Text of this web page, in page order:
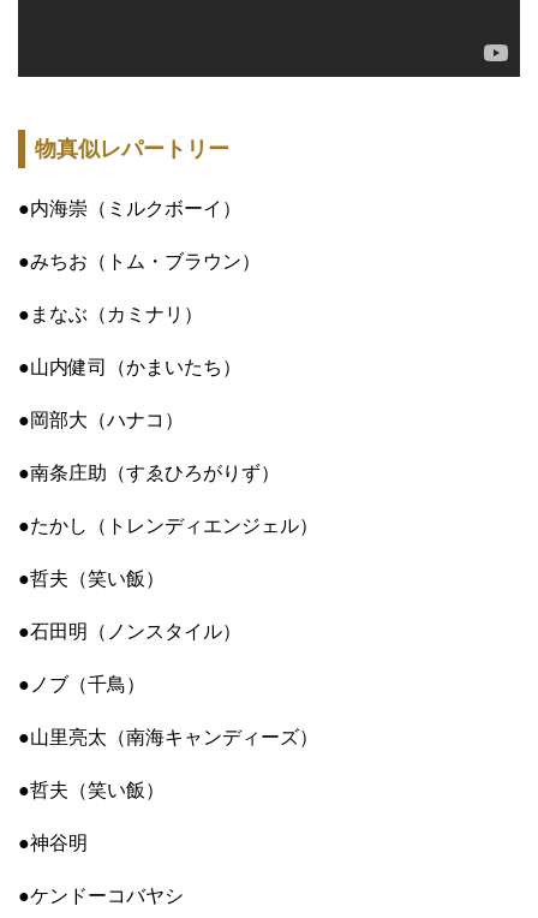
物真似レパートリー
●内海崇（ミルクボーイ）
●みちお（トム・ブラウン）
●まなぶ（カミナリ）
●山内健司（かまいたち）
●岡部大（ハナコ）
●南条庄助（すゑひろがりず）
●たかし（トレンディエンジェル）
●哲夫（笑い飯）
●石田明（ノンスタイル）
●ノブ（千鳥）
●山里亮太（南海キャンディーズ）
●哲夫（笑い飯）
●神谷明
●ケンドーコバヤシ